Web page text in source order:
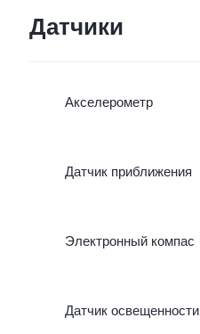
Датчики
Акселерометр
Датчик приближения
Электронный компас
Датчик освещенности